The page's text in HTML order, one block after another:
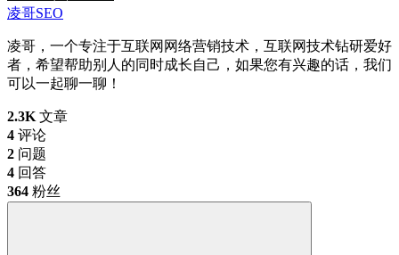
凌哥SEO
凌哥，一个专注于互联网网络营销技术，互联网技术钻研爱好
者，希望帮助别人的同时成长自己，如果您有兴趣的话，我们
可以一起聊一聊！
2.3K 文章
4 评论
2 问题
4 回答
364 粉丝